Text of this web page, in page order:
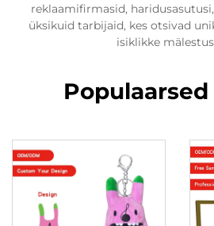
reklaamifirmasid,
üksikuid tarbijaid, kes otsivad
isiklikke